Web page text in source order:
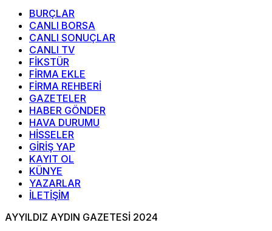
BURÇLAR
CANLI BORSA
CANLI SONUÇLAR
CANLI TV
FİKSTÜR
FİRMA EKLE
FİRMA REHBERİ
GAZETELER
HABER GÖNDER
HAVA DURUMU
HİSSELER
GİRİŞ YAP
KAYIT OL
KÜNYE
YAZARLAR
İLETİŞİM
AYYILDIZ AYDIN GAZETESİ 2024